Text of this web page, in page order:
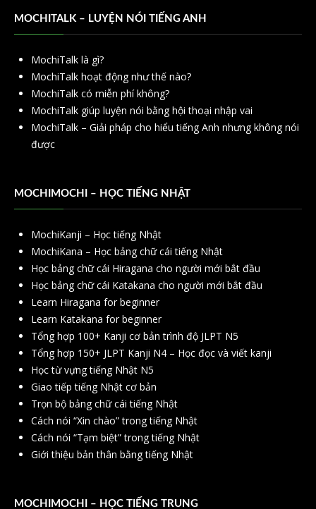
MOCHITALK – LUYỆN NÓI TIẾNG ANH
MochiTalk là gì?
MochiTalk hoạt động như thế nào?
MochiTalk có miễn phí không?
MochiTalk giúp luyện nói bằng hội thoại nhập vai
MochiTalk – Giải pháp cho hiểu tiếng Anh nhưng không nói
được
MOCHIMOCHI – HỌC TIẾNG NHẬT
MochiKanji – Học tiếng Nhật
MochiKana – Học bảng chữ cái tiếng Nhật
Học bảng chữ cái Hiragana cho người mới bắt đầu
Học bảng chữ cái Katakana cho người mới bắt đầu
Learn Hiragana for beginner
Learn Katakana for beginner
Tổng hợp 100+ Kanji cơ bản trình độ JLPT N5
Tổng hợp 150+ JLPT Kanji N4 – Học đọc và viết kanji
Học từ vựng tiếng Nhật N5
Giao tiếp tiếng Nhật cơ bản
Trọn bộ bảng chữ cái tiếng Nhật
Cách nói “Xin chào” trong tiếng Nhật
Cách nói “Tạm biệt” trong tiếng Nhật
Giới thiệu bản thân bằng tiếng Nhật
MOCHIMOCHI – HỌC TIẾNG TRUNG